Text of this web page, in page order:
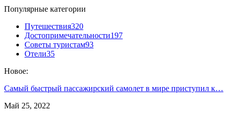
Популярные категории
Путешествия320
Достопримечательности197
Советы туристам93
Отели35
Новое:
Самый быстрый пассажирский самолет в мире приступил к…
Май 25, 2022